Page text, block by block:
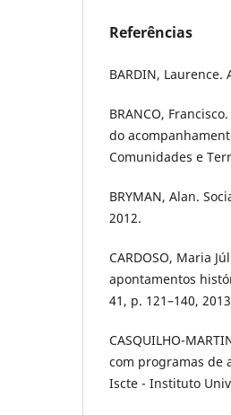
Referências
BARDIN, Laurence.
BRANCO,
do
Comunidades e
BRYMAN, Alan.
2012.
CARDOSO, Maria
apontamentos
41, p. 121–140,
CASQUILHO-
com programas de
Iscte - Instituto